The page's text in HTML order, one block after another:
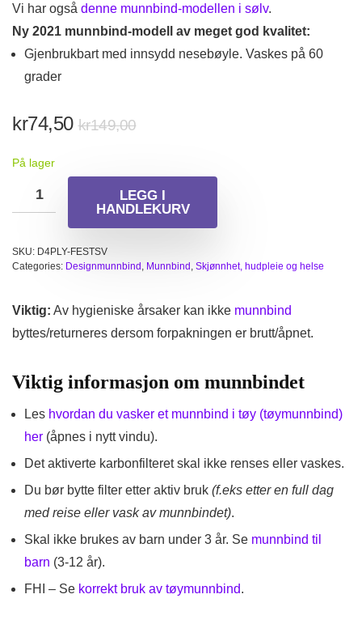
Vi har også denne munnbind-modellen i sølv.
Ny 2021 munnbind-modell av meget god kvalitet:
Gjenbrukbart med innsydd nesebøyle. Vaskes på 60
grader
kr149,00Opprinnelig
kr149,00.
kr74,50
Nåværende
kr74,50.
På lager
LEGG I
HANDLEKURV
SKU: D4PLY-FESTSV
Categories: Designmunnbind , Munnbind , Skjønnhet, hudpleie og helse
Viktig: Av hygieniske årsaker kan ikke munnbind
byttes/returneres dersom forpakningen er brutt/åpnet.
Viktig informasjon om munnbindet
Les hvordan du vasker et munnbind i tøy (tøymunnbind)
her (åpnes i nytt vindu).
Det aktiverte karbonfilteret skal ikke renses eller vaskes.
Du bør bytte filter etter aktiv bruk (f.eks etter en full dag
med reise eller vask av munnbindet).
Skal ikke brukes av barn under 3 år. Se munnbind til
barn (3-12 år).
FHI – Se korrekt bruk av tøymunnbind.